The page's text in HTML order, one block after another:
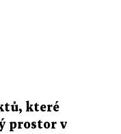
které
prostor v